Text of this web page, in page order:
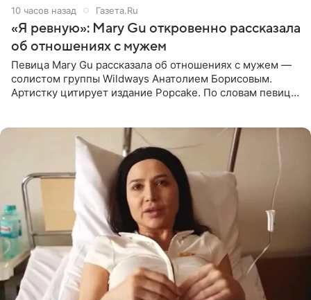
10 часов назад Газета.Ru
«Я ревную»: Mary Gu откровенно рассказала
об отношениях с мужем
Певица Mary Gu рассказала об отношениях с мужем —
солистом группы Wildways Анатолием Борисовым.
Артистку цитирует издание Popcake. По словам певицы,